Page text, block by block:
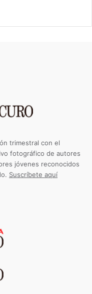
trimestral con el
fotográfico de autores
jóvenes reconocidos
Suscríbete aquí